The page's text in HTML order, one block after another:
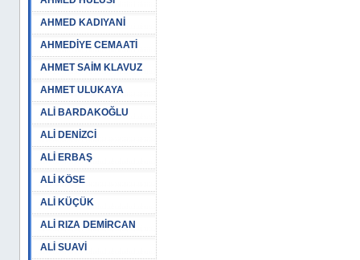
AHMED KADIYANİ
AHMEDİYE CEMAATİ
AHMET SAİM KLAVUZ
AHMET ULUKAYA
ALİ BARDAKOĞLU
ALİ DENİZCİ
ALİ ERBAŞ
ALİ KÖSE
ALİ KÜÇÜK
ALİ RIZA DEMİRCAN
ALİ SUAVİ